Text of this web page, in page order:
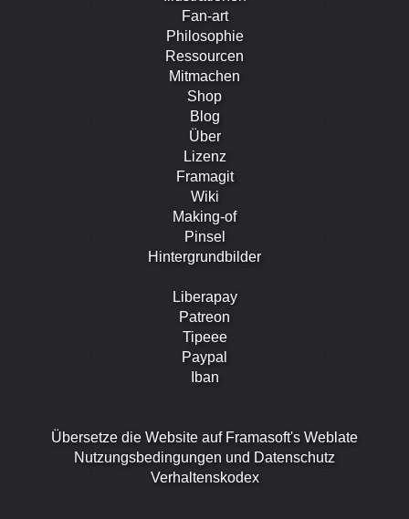
Fan-art
Philosophie
Ressourcen
Mitmachen
Shop
Blog
Über
Lizenz
Framagit
Wiki
Making-of
Pinsel
Hintergrundbilder
Liberapay
Patreon
Tipeee
Paypal
Iban
Übersetze die Website auf Framasoft's Weblate
Nutzungsbedingungen und Datenschutz
Verhaltenskodex